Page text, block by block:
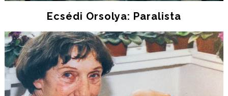
Ecsédi Orsolya: Paralista